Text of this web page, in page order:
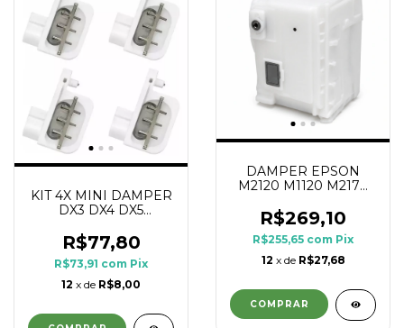
KIT 4X MINI DAMPER
DX3 DX4 DX5
COMPATIVEL COM
EPSON
R$77,80
R$73,91 com Pix
12 x de R$8,00
DAMPER EPSON
M2120 M1120 M2170
R$269,10
R$255,65 com Pix
12 x de R$27,68